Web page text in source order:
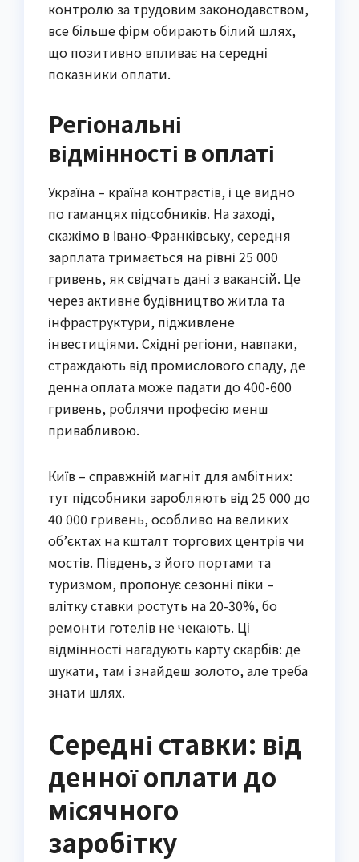
контролю за трудовим законодавством,
все більше фірм обирають білий шлях,
що позитивно впливає на середні
показники оплати.
Регіональні
відмінності в оплаті
Україна – країна контрастів, і це видно
по гаманцях підсобників. На заході,
скажімо в Івано-Франківську, середня
зарплата тримається на рівні 25 000
гривень, як свідчать дані з вакансій. Це
через активне будівництво житла та
інфраструктури, підживлене
інвестиціями. Східні регіони, навпаки,
страждають від промислового спаду, де
денна оплата може падати до 400-600
гривень, роблячи професію менш
привабливою.
Київ – справжній магніт для амбітних:
тут підсобники заробляють від 25 000 до
40 000 гривень, особливо на великих
об’єктах на кшталт торгових центрів чи
мостів. Південь, з його портами та
туризмом, пропонує сезонні піки –
влітку ставки ростуть на 20-30%, бо
ремонти готелів не чекають. Ці
відмінності нагадують карту скарбів: де
шукати, там і знайдеш золото, але треба
знати шлях.
Середні ставки: від
денної оплати до
місячного
заробітку